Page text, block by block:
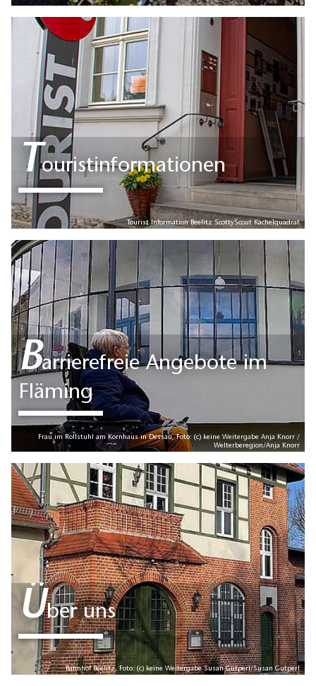
Touristinformationen
Tourist Information Beelitz ScottyScout Kachelquadrat
Barrierefreie Angebote im
Fläming
Frau im Rollstuhl am Kornhaus in Dessau, Foto: (c) keine Weitergabe Anja Knorr /
Welterberegion/Anja Knorr
Über uns
Bahnhof Beelitz, Foto: (c) keine Weitergabe Susan Gutperl/Susan Gutperl